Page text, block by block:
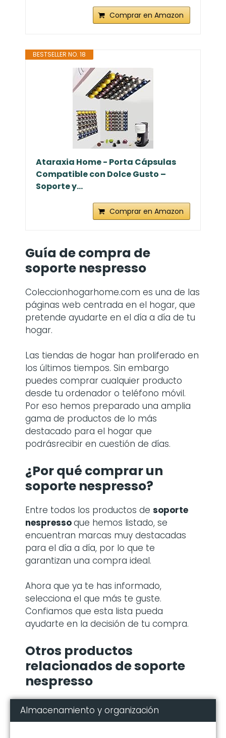
Comprar en Amazon
BESTSELLER NO. 18
Ataraxia Home - Porta Cápsulas
Compatible con Dolce Gusto –
Soporte y...
Comprar en Amazon
Guía de compra de
soporte nespresso
Coleccionhogarhome.com es una de las
páginas web centrada en el hogar, que
pretende ayudarte en el día a día de tu
hogar.
Las tiendas de hogar han proliferado en
los últimos tiempos. Sin embargo
puedes comprar cualquier producto
desde tu ordenador o teléfono móvil.
Por eso hemos preparado una amplia
gama de productos de lo más
destacado para el hogar que
podrásrecibir en cuestión de días.
¿Por qué comprarun
soporte nespresso?
Entre todos los productos de soporte
nespressoque hemos listado, se
encuentran marcas muy destacadas
para el día a día, por lo que te
garantizan una compra ideal.
Ahora que ya te has informado,
selecciona el que más te guste.
Confiamos que esta lista pueda
ayudarte en la decisión de tu compra.
Otros productos
relacionados de soporte
nespresso
Almacenamiento y organización